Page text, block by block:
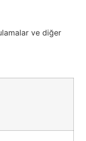
ve diğer